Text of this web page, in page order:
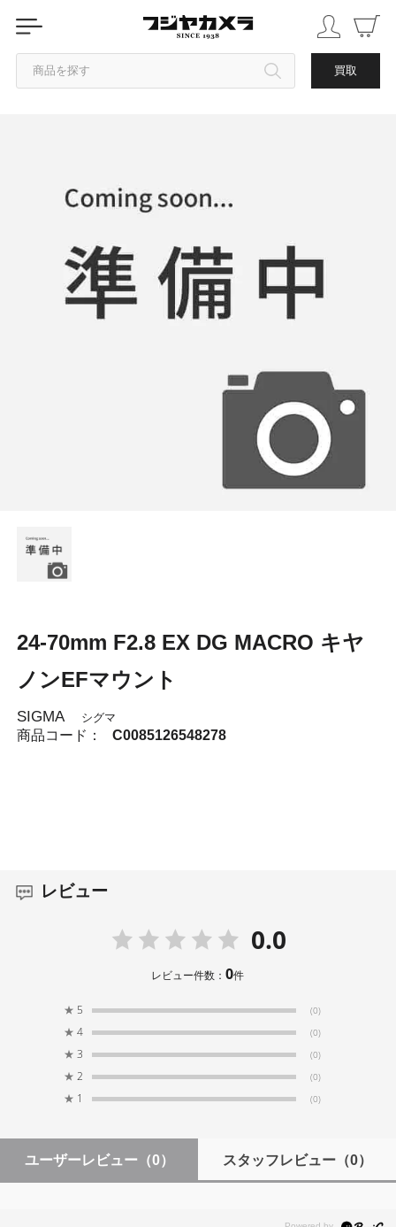
商品を探す 買取
24-70mm F2.8 EX DG MACRO キヤ
ノンEFマウント
SIGMA シグマ
商品コード： C0085126548278
レビュー
0.0
レビュー件数：0件
★ 5 (0)
★ 4 (0)
★ 3 (0)
★ 2 (0)
★ 1 (0)
ユーザーレビュー （0） スタッフレビュー（0）